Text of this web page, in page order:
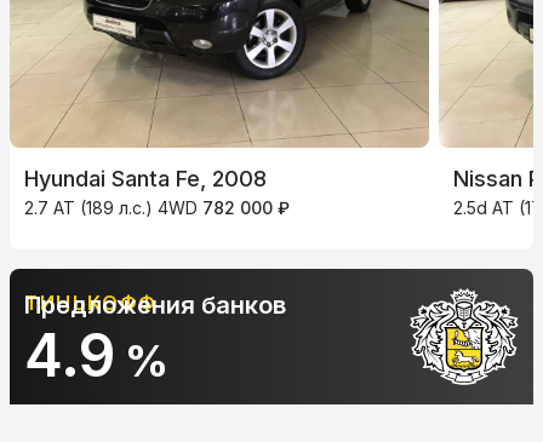
Hyundai Santa Fe, 2008
2.7 AT (189 л.с.) 4WD 782 000 ₽
Nissan
2.5d AT
ТИНЬКОФФ
4.9 %
Предложения банков